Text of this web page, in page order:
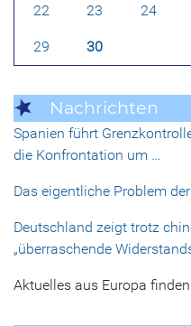
22 23 24
29 30
Nachrichten
Spanien führt
die Konfrontation um …
Das eigentliche Problem
Deutschland zeigt trotz
„überraschende
Aktuelles aus Europa